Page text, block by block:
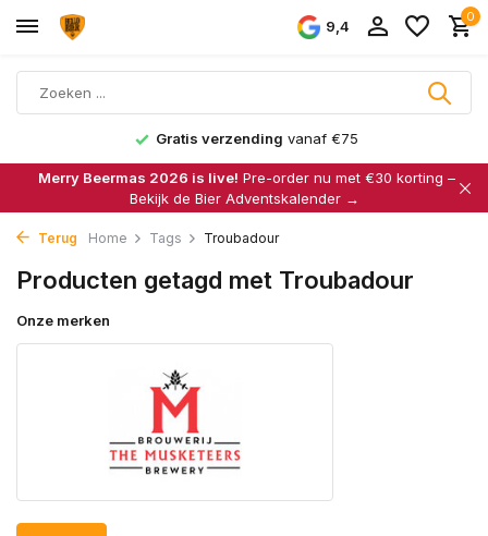
9,4
0
Gratis verzending vanaf €75
Merry Beermas 2026 is live! Pre-order nu met €30 korting –
Bekijk de Bier Adventskalender →
Terug Home Tags Troubadour
Producten getagd met Troubadour
Onze merken